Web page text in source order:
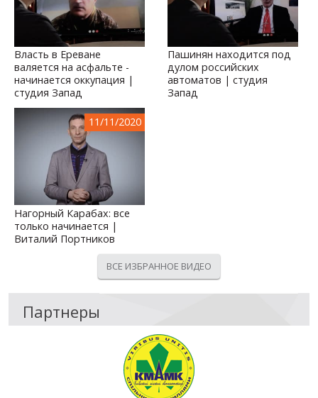
Власть в Ереване
валяется на асфальте -
начинается оккупация |
студия Запад
Пашинян находится под
дулом российских
автоматов | студия
Запад
11/11/2020
Нагорный Карабах: все
только начинается |
Виталий Портников
ВСЕ ИЗБРАННОЕ ВИДЕО
Партнеры